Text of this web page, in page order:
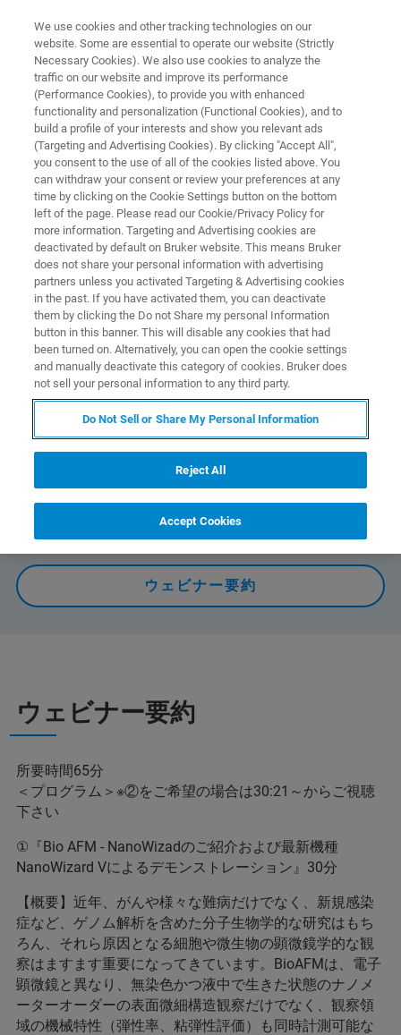
AFM ウェビナー
AFMプローブの選び方＃7 液中
測定のためのプローブ選定方法
バイオ向けAFM NanoWizardのご紹介と装置デモンスト
レーションをご案内するほか、生細胞、微生物等の生体
サンプルにおけるナノ構造測定や粘弾性・凝着力などの
ナノ力学特性測定に利用可能な様々な種類のプローブと
測定のヒントをご紹介。（約65分）
オンデマンドで視聴する
ウェビナー要約
ウェビナー要約
所要時間65分
＜プログラム＞※②をご希望の場合は30:21～からご視聴
下さい
①『Bio AFM - NanoWizadのご紹介および最新機種
NanoWizard Vによるデモンストレーション』30分
【概要】近年、がんや様々な難病だけでなく、新規感染
症など、ゲノム解析を含めた分子生物学的な研究はもち
ろん、それら原因となる細胞や微生物の顕微鏡学的な観
察はますます重要になってきています。BioAFMは、電子
顕微鏡と異なり、無染色かつ液中で生きた状態のナノメ
ーターオーダーの表面微細構造観察だけでなく、観察領
域の機械特性（弾性率、粘弾性評価）も同時計測可能な
We use cookies and other tracking technologies on our
website. Some are essential to operate our website (Strictly
Necessary Cookies). We also use cookies to analyze the
traffic on our website and improve its performance
(Performance Cookies), to provide you with enhanced
functionality and personalization (Functional Cookies), and to
build a profile of your interests and show you relevant ads
(Targeting and Advertising Cookies). By clicking "Accept All",
you consent to the use of all of the cookies listed above. You
can withdraw your consent or review your preferences at any
time by clicking on the Cookie Settings button on the bottom
left of the page. Please read our Cookie/Privacy Policy for
more information. Targeting and Advertising cookies are
deactivated by default on Bruker website. This means Bruker
does not share your personal information with advertising
partners unless you activated Targeting & Advertising cookies
in the past. If you have activated them, you can deactivate
them by clicking the Do not Share my personal Information
button in this banner. This will disable any cookies that had
been turned on. Alternatively, you can open the cookie settings
and manually deactivate this category of cookies. Bruker does
not sell your personal information to any third party.
Do Not Sell or Share My Personal Information
Reject All
Accept Cookies